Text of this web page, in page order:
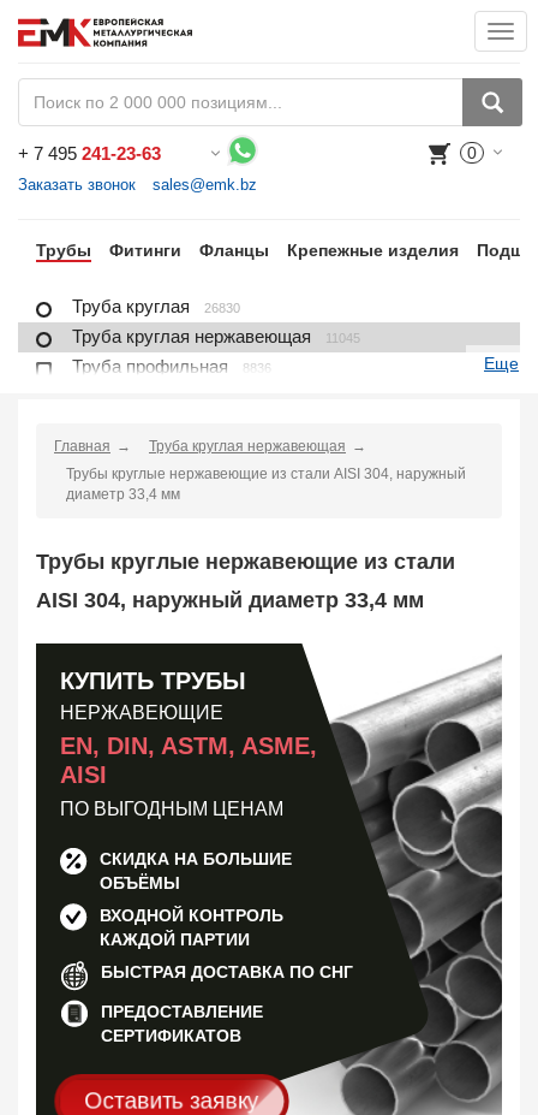
+ 7 495 241-23-63
Заказать звонок sales@emk.bz
0
Трубы Фитинги Фланцы Крепежные изделия
Труба круглая 26830
Труба круглая нержавеющая 11045
Труба профильная 8836
Труба футерованная 1
Труба в изоляции
Трубная заготовка
Заказать в 1 клик
Еще
Главная
Труба круглая нержавеющая
Трубы круглые нержавеющие из стали AISI 304, наружный
диаметр 33,4 мм
Трубы круглые нержавеющие из стали
AISI 304, наружный диаметр 33,4 мм
КУПИТЬ ТРУБЫ
НЕРЖАВЕЮЩИЕ
EN, DIN, ASTM, ASME,
AISI
ПО ВЫГОДНЫМ ЦЕНАМ
СКИДКА НА БОЛЬШИЕ
ОБЪЁМЫ
ВХОДНОЙ КОНТРОЛЬ
КАЖДОЙ ПАРТИИ
БЫСТРАЯ ДОСТАВКА ПО СНГ
ПРЕДОСТАВЛЕНИЕ
СЕРТИФИКАТОВ
Оставить заявку